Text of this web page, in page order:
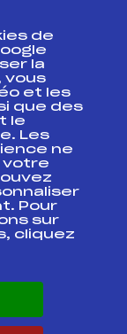
Suivi
de
la
vous
et les
que des
le
Les
ne
votre
Pour
sur
cliquez